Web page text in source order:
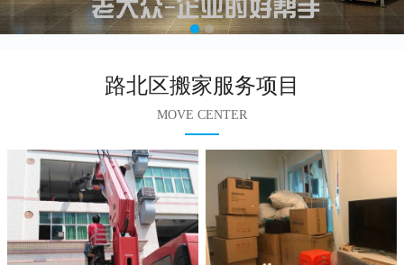
路北区搬家服务项目
MOVE CENTER